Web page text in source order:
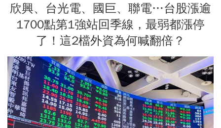
欣興、台光電、國巨、聯電…台股漲逾
1700點第1強站回季線，最弱都漲停
了！這2檔外資為何喊翻倍？